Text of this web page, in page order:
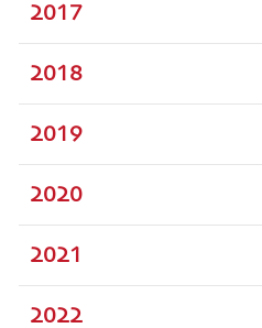
2017
2018
2019
2020
2021
2022